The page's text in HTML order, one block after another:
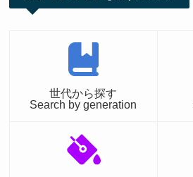
世代から探す
Search by generation